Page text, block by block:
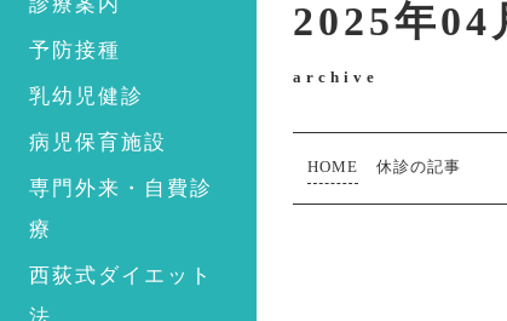
予防接種
乳幼児健診
病児保育施設
専門外来・自費診
療
西荻式ダイエット
法
2025年04
archive
HOME 休診の記事